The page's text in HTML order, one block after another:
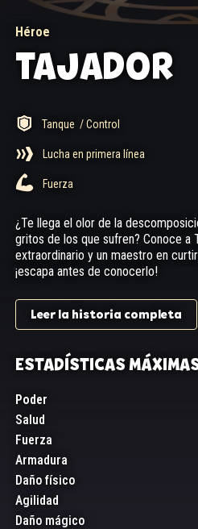
Héroe
TAJADOR
Tanque / Control
Lucha en primera línea
Fuerza
¿Te llega el olor de la
gritos de los que sufren? Conoce a
extraordinario y un maestro en
¡escapa antes de conocerlo!
Leer la historia completa
ESTADÍSTICAS
Poder
Salud
Fuerza
Armadura
Daño físico
Agilidad
Daño mágico